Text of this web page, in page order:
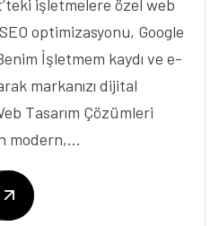
işletmelere özel web
optimizasyonu, Google
İşletmem kaydı ve e-
markanızı dijital
Tasarım Çözümleri
modern,…